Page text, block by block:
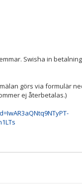
Swisha in
görs via formulär
ej återbetalas.)